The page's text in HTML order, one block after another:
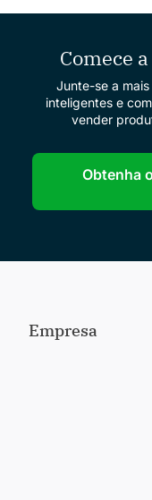
Comece
Junte-se a
inteligentes e
vender
Obtenha
Empresa